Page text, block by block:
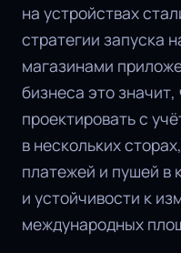
на устройствах
стратегии запуска
магазинами
бизнеса это
проектировать с
в нескольких
платежей и пушей в
и устойчивости к
международных